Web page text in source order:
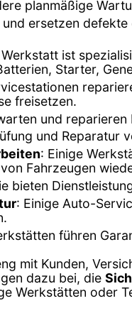
planmäßige
ersetzen
Werkstatt ist
Starter,
freisetzen.
und
und Reparatur
: Einige
Fahrzeugen
bieten
: Einige Auto-
führen
mit Kunden,
dazu bei, die
Werkstätten oder